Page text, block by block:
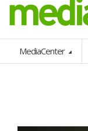
MediaCenter